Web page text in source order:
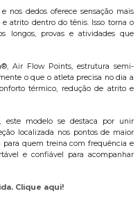
nos dedos oferece sensação mais
atrito dentro do tênis. Isso torna o
longos, provas e atividades que
Air Flow Points, estrutura semi-
o que o atleta precisa no dia a
térmico, redução de atrito e
este modelo se destaca por unir
localizada nos pontos de maior
quem treina com frequência e
e confiável para acompanhar
. Clique aqui!